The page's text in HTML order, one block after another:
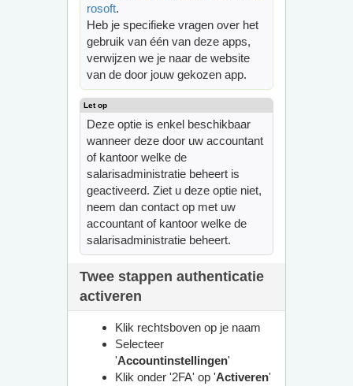
rosoft.
Heb je specifieke vragen over het
gebruik van één van deze apps,
verwijzen we je naar de website
van de door jouw gekozen app.
Deze optie is enkel beschikbaar
wanneer deze door uw accountant
of kantoor welke de
salarisadministratie beheert is
geactiveerd. Ziet u deze optie niet,
neem dan contact op met uw
accountant of kantoor welke de
salarisadministratie beheert.
Twee stappen authenticatie
activeren
Klik rechtsboven op je naam
Selecteer
'Accountinstellingen'
Klik onder '2FA' op 'Activeren'